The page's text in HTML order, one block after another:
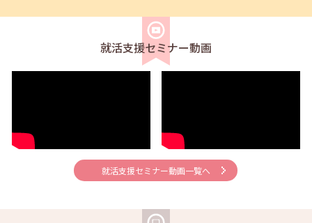
セミナー 在職者 学生
【函館・対面】2月5日（水）就勝塾 落ち込んだ気分をコントロール
する方法 13:30～14:30
【北見・対面】2月5日（水）就勝塾 「職業興味検査」 13:30～
14:30
2025年02月01日(土) セミナー 在職者 学生 求職者
きれいな字を書く法則～ 11:00～11:40
就活支援セミナー動画
就活支援セミナー動画一覧へ